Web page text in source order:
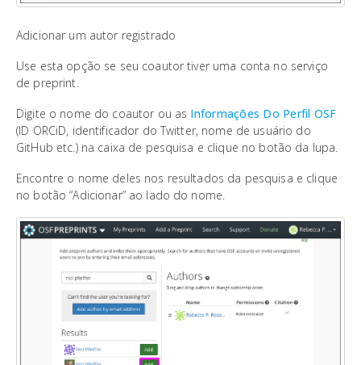
Adicionar um autor registrado
Use esta opção se seu coautor tiver uma conta no serviço
de preprint.
Digite o nome do coautor ou as Informações Do Perfil OSF
(ID ORCiD, identificador do Twitter, nome de usuário do
GitHub etc.) na caixa de pesquisa e clique no botão da lupa.
Encontre o nome deles nos resultados da pesquisa e clique
no botão “Adicionar” ao lado do nome.